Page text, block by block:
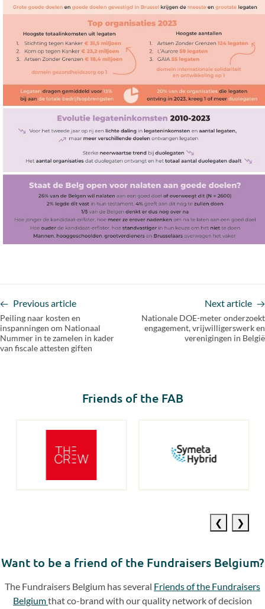
Previous article
Peiling naar kosten en
inspanningen om Nationaal
Nummer in te zamelen in kader
van fiscale attesten giften
Next article
Nationale DOE-meter onderzoekt
engagement, vrijwilligerswerk en
verenigingen in België
Friends of the FAB
Want to be a friend of the Fundraisers Belgium?
The Fundraisers Belgium has several Friends of the Fundraisers
Belgiumthat co-brand with our quality network of decision